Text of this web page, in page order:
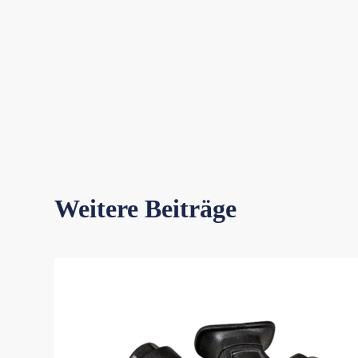
Weitere Beiträge